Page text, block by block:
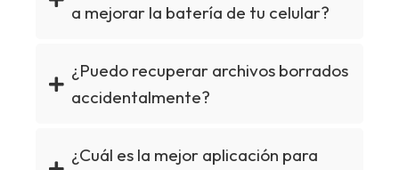
a mejorar la batería de tu celular?
¿Puedo recuperar archivos borrados
accidentalmente?
¿Cuál es la mejor aplicación para